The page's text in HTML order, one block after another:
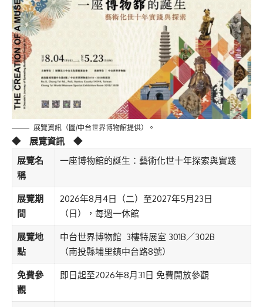
展覽資訊（圖/中台世界博物館提供）。
◆ 展覽資訊 ◆
展覽名
稱
一座博物館的誕生：藝術化世十年探索與實踐
展覽期
間
2026年8月4日（二）至2027年5月23日
（日），每週一休館
展覽地
點
中台世界博物館 3樓特展室 301B／302B
（南投縣埔里鎮中台路8號）
免費參
觀
即日起至2026年8月31日 免費開放參觀